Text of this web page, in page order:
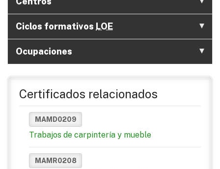
Ciclos formativos LOE
Ocupaciones
Certificados relacionados
MAMD0209
Trabajos de carpintería y mueble
MAMR0208